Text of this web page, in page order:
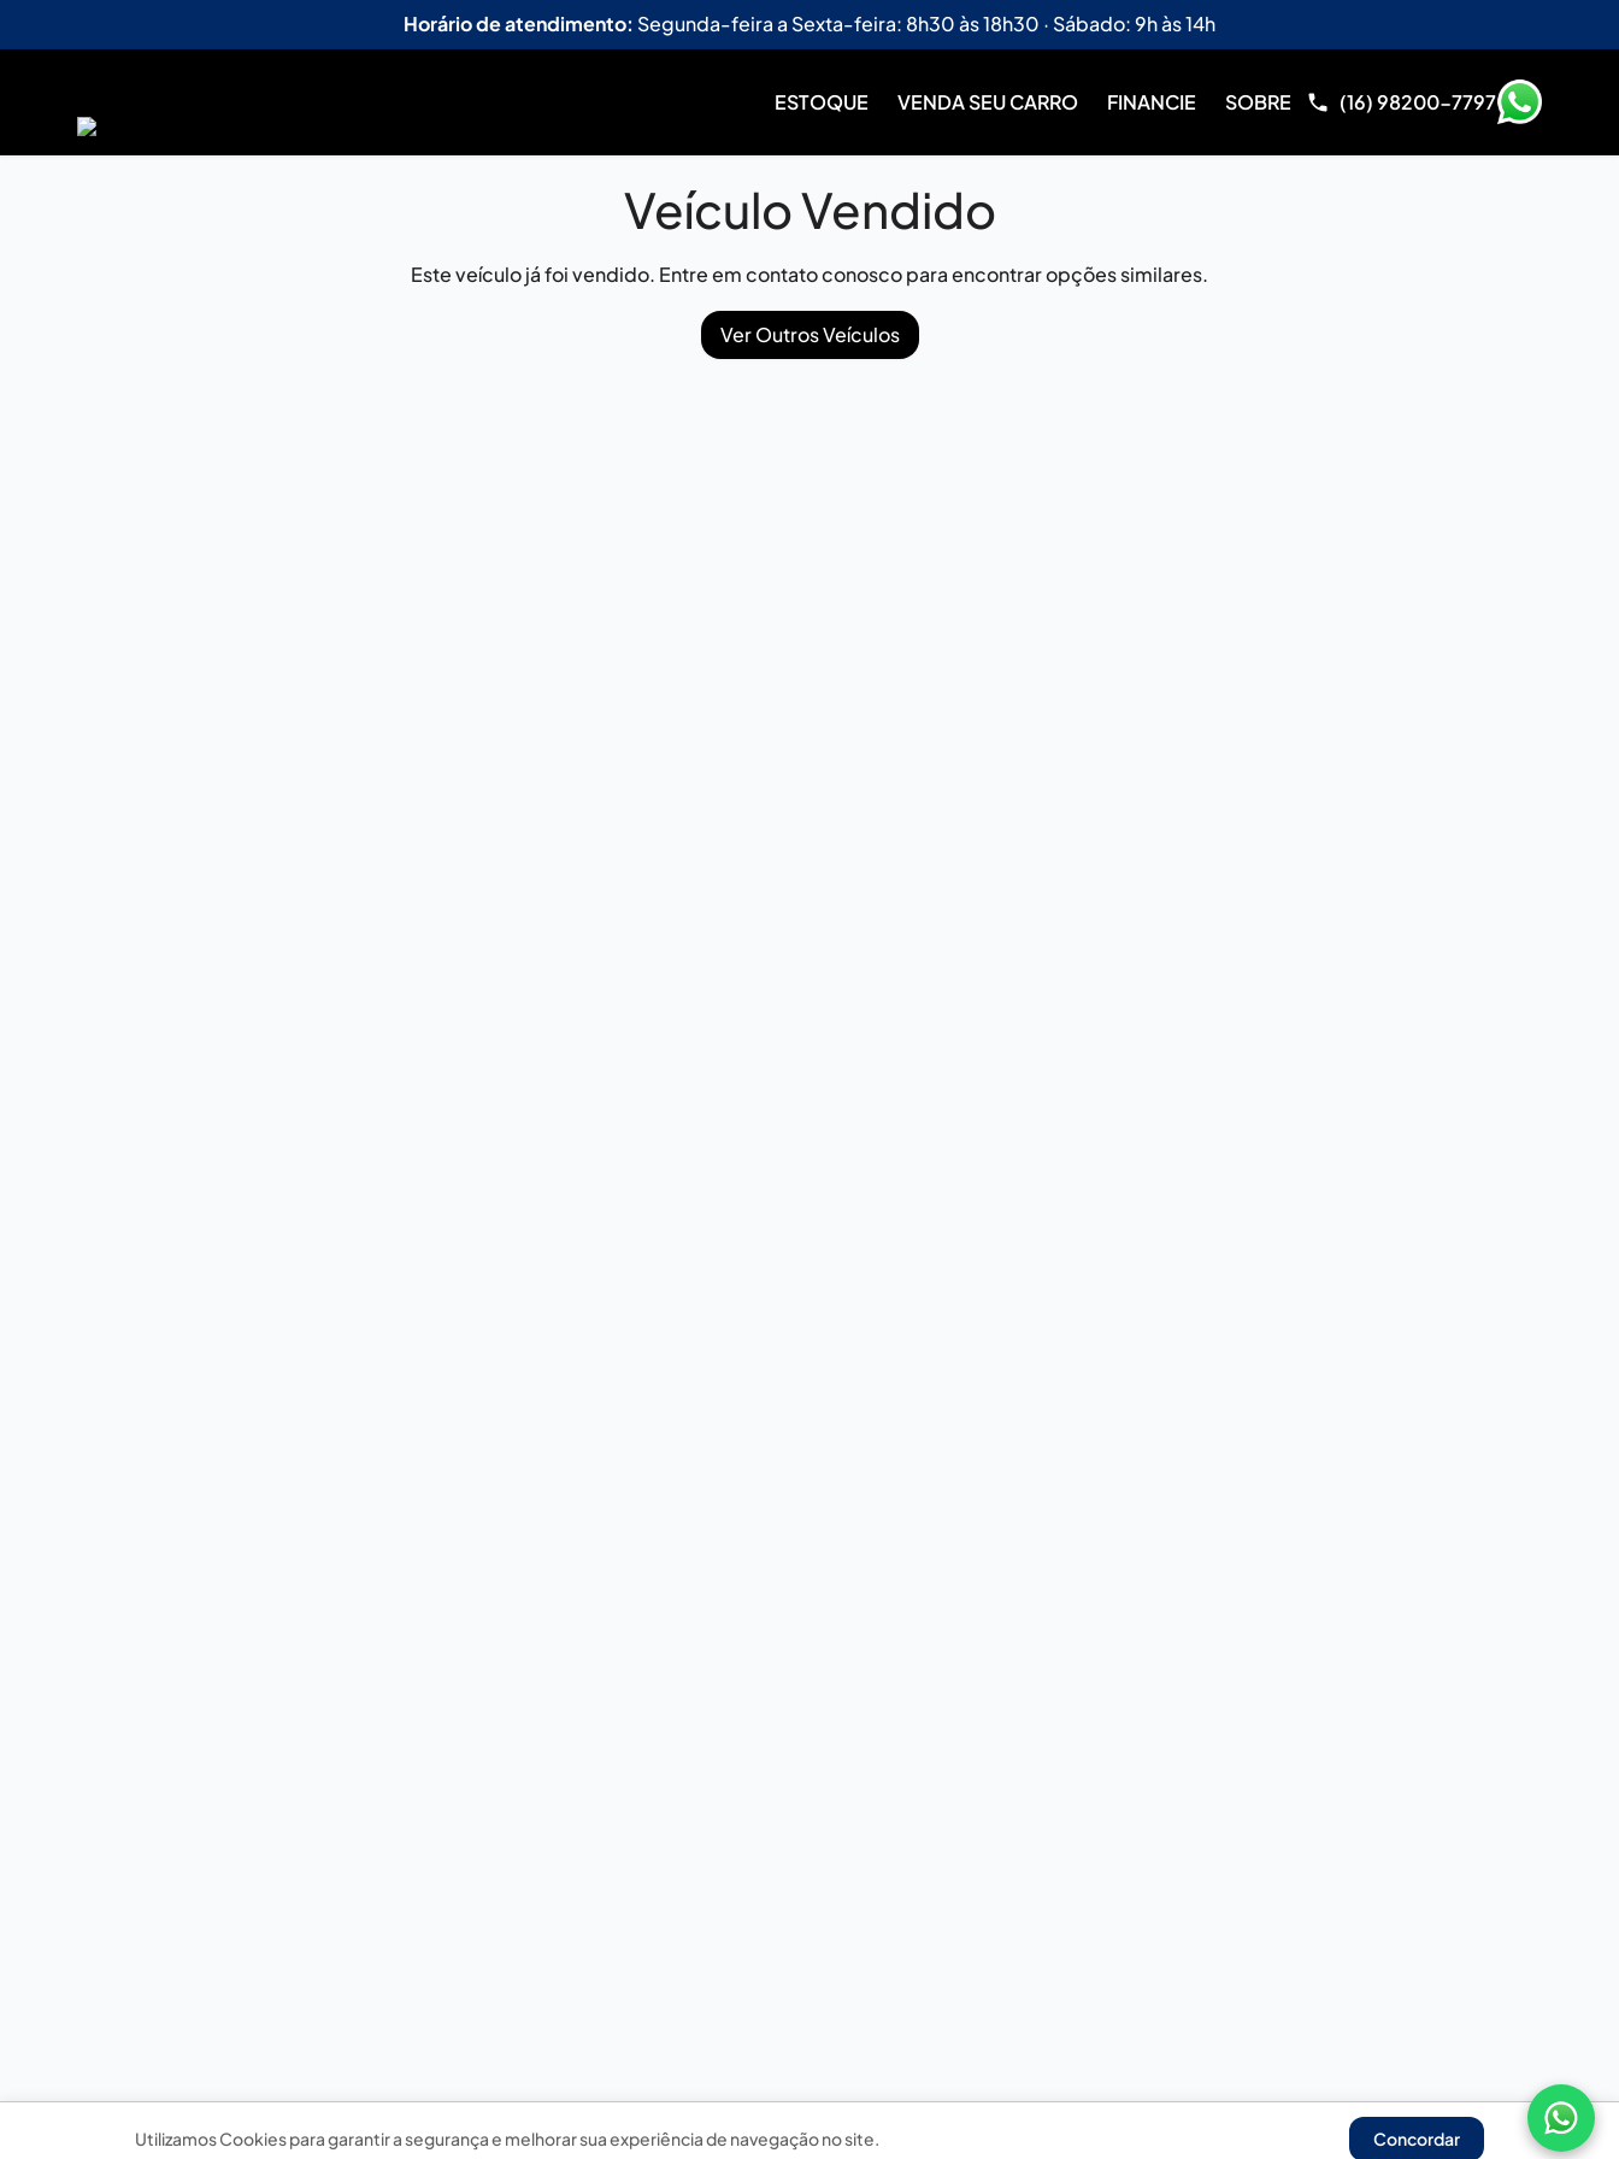
Horário de atendimento: Segunda-feira a Sexta-feira: 8h30 às 18h30 · Sábado: 9h às 14h
ESTOQUE VENDA SEU CARRO FINANCIE SOBRE (16) 98200-7797
Veículo Vendido
Este veículo já foi vendido. Entre em contato conosco para encontrar opções similares.
Ver Outros Veículos
Utilizamos Cookies para garantir a segurança e melhorar sua experiência de navegação no site. Concordar